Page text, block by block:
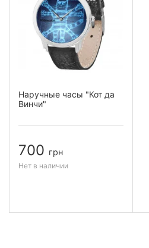
Наручные часы "Кот да
Винчи"
700 грн
Нет в наличии